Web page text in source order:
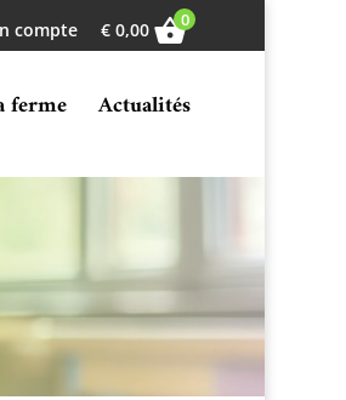
compte € 0,00 0
ferme Actualités